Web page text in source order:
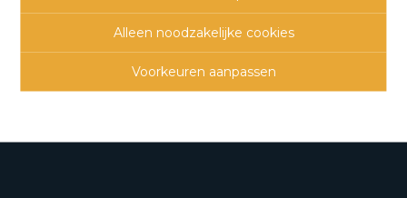
Alleen noodzakelijke cookies
Voorkeuren aanpassen
3 1 1 100 m² 220 m²